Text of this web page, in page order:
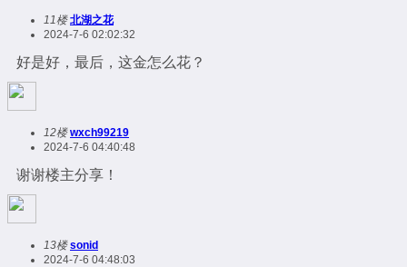
11楼 北湖之花
2024-7-6 02:02:32
好是好，最后，这金怎么花？
12楼 wxch99219
2024-7-6 04:40:48
谢谢楼主分享！
13楼 sonid
2024-7-6 04:48:03